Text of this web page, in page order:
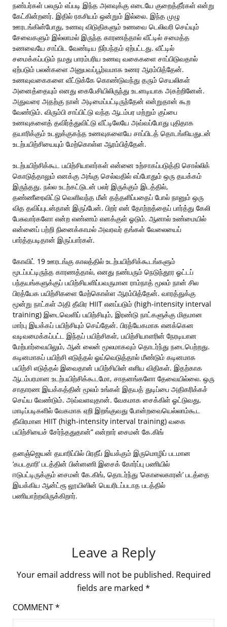
நண்பர்கள் பலரும் எப்படி இந்த அளவுக்கு எடையே குறைத்தீர்கள் என்று
கேட்கின்றனர். இதில் ரகசியம் ஒன்றும் இல்லை. இந்த முழு
ஊரடங்கின்போது, உணவு விடுதிகளும் உணவை டெலிவரி செய்யும்
சேவைகளும் இல்லாமல் இருந்த காரணத்தால் வீட்டில் சமைத்த
உணவையே சாப்பிட வேண்டிய நிர்பந்தம் ஏற்பட்டது. வீட்டில்
சமைக்கப்படும் நமது பாரம்பரிய உணவு வகைகளை சாப்பிடுவதால்
ஏற்படும் பலன்களை அனுபவப்பூர்வமாக உணர ஆரம்பித்தேன்.
உணவுவகைகளை வீட்டுக்கே கொண்டுவந்து தரும் செயலிகள்
அனைத்தையும் எனது கைபேசியிலிருந்து உடனடியாக அகற்றினேன்.
அதுவரை அதற்கு நான் அடிமைப்பட்டிருந்தேன் என்றுதான் கூற
வேண்டும். விரும்பி சாப்பிட்டு வந்த ஆடம்பர மற்றும் குப்பை
உணவுகளைத் தவிர்த்துவிட்டு வீட்டிலேயே அவ்வப்போது புதிதாக
தயாரிக்கும் உடலுக்குகந்த உணவுகளையே சாப்பிடத் தொடங்கியதுடன்
உடற்பயிற்சியையும் மேற்கொள்ள ஆரம்பித்தேன்.
உடற்பயிற்சிக்கூட பயிற்சியாளர்கள் என்னை உற்சாகப்படுத்தி சொல்லிக்
கொடுத்தாலும் எனக்கு அங்கு செல்வதில் எப்போதும் ஒரு தயக்கம்
இருந்தது. நல்ல உடற்கட்டுடன் பலர் இருக்கும் இடத்தில்,
தண்ணீரைவிட்டு வெளிவந்த மீன் தத்தளிப்பதைப் போல் நானும் ஒரு
வித தவிப்புடன்தான் இருப்பேன். பிறர் என் தோற்றத்தைப் பார்த்து கேலி
பேசுவார்களோ என்ற எண்ணம் எனக்குள் ஓடும். ஆனால் உண்மையில்
என்னைப் பற்றி நினைக்காமல் அவரவர் தங்கள் வேலையைப்
பார்த்தபடிதான் இருப்பார்கள்.
கோவிட் 19 ஊரடங்கு காலத்தில் உடற்பயிற்சிக்கூடங்களும்
மூடப்பட்டிருந்த காரணத்தால், எனது நண்பரும் நெடுந்தூர ஓட்டப்
பந்தயங்களுக்குப் பயிற்சியளிப்பவருமான ராம்நாத் மூலம் நான் சில
பிரத்யேக பயிற்சிகளை மேற்கொள்ள ஆரம்பித்தேன். வாரத்துக்கு
மூன்று நாட்கள் அதி தீவிர HIIT எனப்படும் (high-intensity interval
training) இடைவெளிப் பயிற்சியும், இரண்டு நாட்களுக்கு மிதமான
மார்பு இயக்கப் பயிற்சியும் செய்தேன். பிரத்யேகமாக எனக்கென
வடிவமைக்கப்பட்ட இந்தப் பயிற்சிகள், பயிற்சியாளரின் நேரடியான
மேற்பார்வையிலும், ஆன் லைன் மூலமாகவும் தொடர்ந்து நடைபெற்றது.
கடினமாகப் பயிற்சி எடுத்தல் ஓய்வெடுத்தால் மீண்டும் கடினமாக
பயிற்சி எடுத்தல் இவைதான் பயிற்சியின் எளிய விதிகள். இதற்காக
ஆடம்பரமான உடற்பயிற்சிக்கூடமோ, சாதனங்களோ தேவையில்லை. ஒரு
சாதாரண இயக்கத்தின் மூலம் உங்கள் இதயத் துடிப்பை அதிகரிக்கச்
செய்ய வேண்டும். அவ்வளவுதான். வேகமாக சைக்கிள் ஓட்டுவது,
மாடிப்படிகளில் வேகமாக ஏறி இறங்குவது போன்றவையெல்லாம்கூட
தீவிரமான HIIT (high-intensity interval training) வகை
பயிற்சியைச் சேர்ந்ததுதான்” என்றார் சைமன் கே.கிங்
தனஞ்ஜெயன் தயாரிப்பில் பிரதீப் இயக்கும் இருமொழிப் படமான
‘கபடதாரி’ படத்தின் பின்னணி இசைக் கோர்ப்பு பணியில்
ஈடுபட்டிருக்கும் சைமன் கே.கிங், தொடர்ந்து ‘கொலைகாரன்’ படத்தை
இயக்கிய ஆன்ட்ரூ லூயிஸின் பெயரிடப்படாத படத்தில்
பணியாற்றவிருக்கிறார்.
Leave a Reply
Your email address will not be published. Required
fields are marked *
COMMENT*